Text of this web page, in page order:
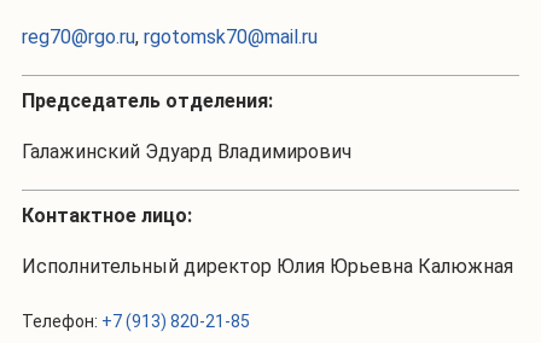
reg70@rgo.ru, rgotomsk70@mail.ru
Председатель отделения:
Галажинский Эдуард Владимирович
Контактное лицо:
Исполнительный директор Юлия Юрьевна Калюжная
Телефон: +7 (913) 820-21-85